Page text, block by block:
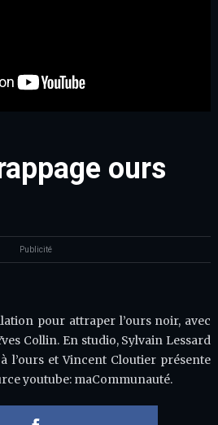
ours
Publicité
pour attraper l’ours noir, avec
Collin. En studio, Sylvain Lessard
l’ours et Vincent Cloutier présente
youtube: maCommunauté.